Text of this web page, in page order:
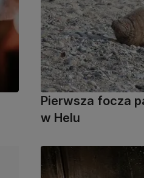
Pierwsza focza
w Helu